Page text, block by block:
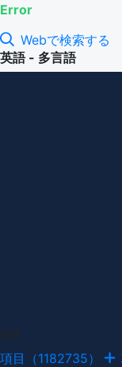
Error
Webで検索する
英語 - 多言語
項目（1182735）